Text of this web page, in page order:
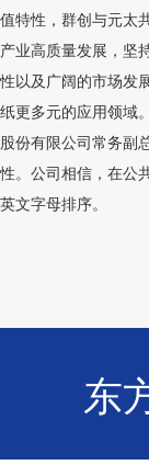
值特性，群创与元太
产业高质量发展，坚
性以及广阔的市场发
纸更多元的应用领域
股份有限公司常务副
性。公司相信，在公
英文字母排
东